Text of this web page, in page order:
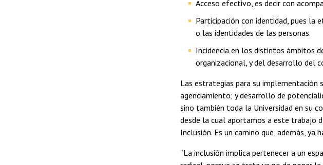
Acceso efectivo, es decir con
Participación con identidad, pues la
o las identidades de las personas.
Incidencia en los distintos ámbitos
organizacional, y del desarrollo del
Las estrategias para su implementación
agenciamiento; y desarrollo de
sino también toda la Universidad en su
desde la cual aportamos a este trabajo
Inclusión. Es un camino que, además, ya
“La inclusión implica pertenecer a un